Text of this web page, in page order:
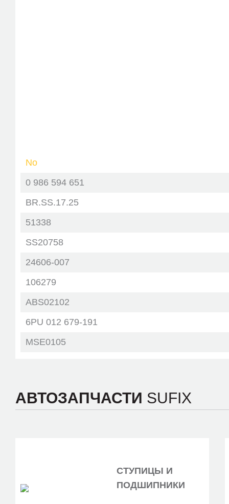
No
0 986 594 651
BR.SS.17.25
51338
SS20758
24606-007
106279
ABS02102
6PU 012 679-191
MSE0105
ABS52059
06-65782-SX
АВТОЗАПЧАСТИ SUFIX
СТУПИЦЫ И
ПОДШИПНИКИ